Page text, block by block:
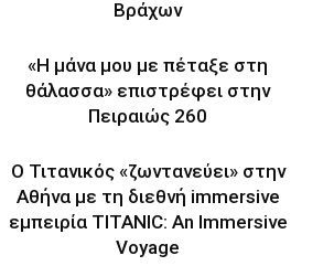
Βράχων
«Η μάνα μου με πέταξε στη
θάλασσα» επιστρέφει στην
Πειραιώς 260
Ο Τιτανικός «ζωντανεύει» στην
Αθήνα με τη διεθνή immersive
εμπειρία TITANIC: An Immersive
Voyage